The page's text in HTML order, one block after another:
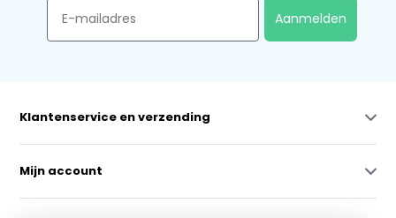
Email
Aanmelden
Klantenservice en verzending
Mijn account